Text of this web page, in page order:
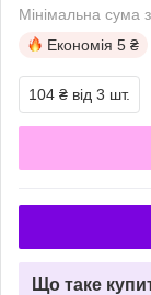
Мінімальна сума
Економія 5 ₴
104 ₴ від 3 шт.
Що таке